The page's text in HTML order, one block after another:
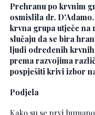
Prehranu po krvnim
osmislila dr.
krvna grupa utječe na
slučaju da se bira
ljudi određenih
prema razvojima
pospješiti krivi izbor
Podjela
Kako su se prvi